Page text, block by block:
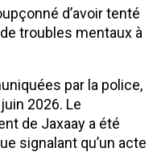
d’avoir tenté
troubles mentaux à
par la police,
2026. Le
de Jaxaay a été
signalant qu’un acte